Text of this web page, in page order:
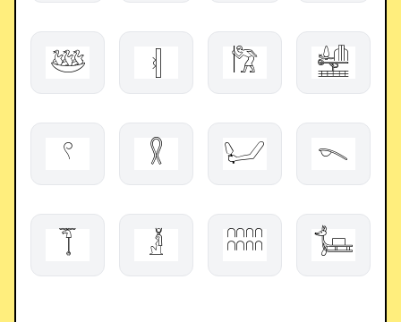
𓅸 𓏜 𓀗 𓉄
𓍢 𓍳 𓂦 𓌎
𓄾 𓁥 𓎍 𓍄